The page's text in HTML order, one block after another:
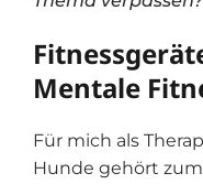
Mentale
Für mich als
Hunde gehört